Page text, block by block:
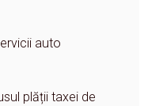
auto
plății taxei de